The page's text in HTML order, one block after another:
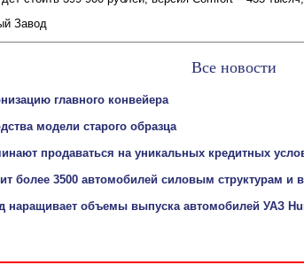
Завод
Все новости
главного конвейера
модели старого образца
продаваться на уникальных кредитных
более 3500 автомобилей силовым структурам
наращивает объемы выпуска автомобилей УАЗ